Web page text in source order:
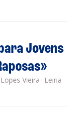
Jovens
Vieira · Leiria